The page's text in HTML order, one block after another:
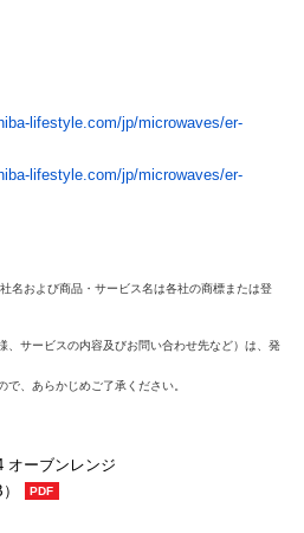
lifestyle.com/jp/microwaves/er-
lifestyle.com/jp/microwaves/er-
名および商品・サービス名は各社の商標または登
、サービスの内容及びお問い合わせ先など）は、発
、あらかじめご了承ください。
オーブンレンジ